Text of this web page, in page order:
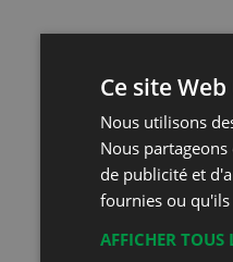
Ce site
Nous utilisons
Nous
de publicité et
fournies ou
AFFICHER TOUS